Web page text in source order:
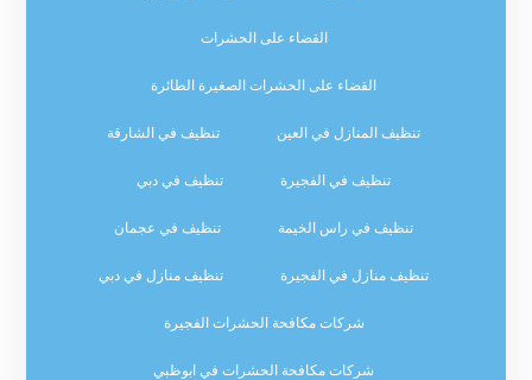
القضاء على الحشرات
القضاء على الحشرات الصغيرة الطائرة
تنظيف المنازل في العين تنظيف في الشارقة
تنظيف في الفجيرة تنظيف في دبي
تنظيف في راس الخيمة تنظيف في عجمان
تنظيف منازل في الفجيرة تنظيف منازل في دبي
شركات مكافحة الحشرات الفجيرة
شركات مكافحة الحشرات في ابوظبي